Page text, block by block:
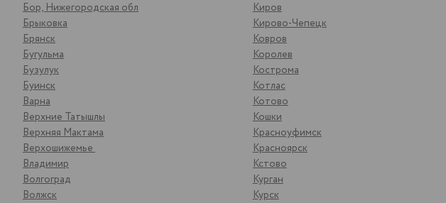
Бор, Нижегородская обл
Брыковка
Брянск
Бугульма
Бузулук
Буинск
Варна
Верхние Татышлы
Верхняя Мактама
Верхошижемье
Владимир
Волгоград
Волжск
Киров
Кирово-Чепецк
Ковров
Королев
Кострома
Котлас
Котово
Кошки
Красноуфимск
Красноярск
Кстово
Курган
Курск